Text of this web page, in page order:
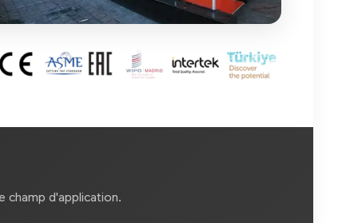
champ d'application.